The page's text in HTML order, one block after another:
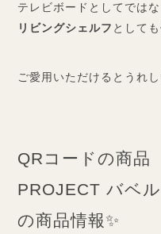
テレビボードとしてではな
リビングシェルフ として
ご愛用いただけるとうれ
QRコードの商
PROJECT バベ
の商品情報✨